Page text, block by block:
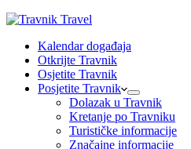
Kalendar događaja
Otkrijte Travnik
Osjetite Travnik
Posjetite Travnik
Dolazak u Travnik
Kretanje po Travniku
Turističke informacije
Značajne informacije